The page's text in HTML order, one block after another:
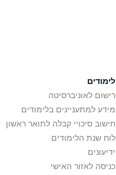
לימודים
רישום לאוניברסיטה
מידע למתעניינים בלימודים
חישוב סיכויי קבלה לתואר ראשון
לוח שנת הלימודים
ידיעונים
כניסה לאזור האישי